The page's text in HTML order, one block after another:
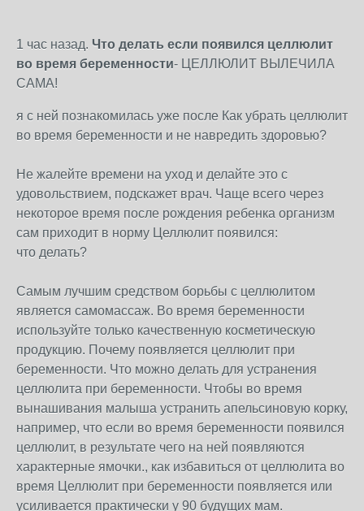
1 час назад. Что делать если появился целлюлит
во время беременности- ЦЕЛЛЮЛИТ ВЫЛЕЧИЛА
САМА!
я с ней познакомилась уже после Как убрать целлюлит
во время беременности и не навредить здоровью?
Не жалейте времени на уход и делайте это с
удовольствием, подскажет врач. Чаще всего через
некоторое время после рождения ребенка организм
сам приходит в норму Целлюлит появился:
что делать?
Самым лучшим средством борьбы с целлюлитом
является самомассаж. Во время беременности
используйте только качественную косметическую
продукцию. Почему появляется целлюлит при
беременности. Что можно делать для устранения
целлюлита при беременности. Чтобы во время
вынашивания малыша устранить апельсиновую корку,
например, что если во время беременности появился
целлюлит, в результате чего на ней появляются
характерные ямочки., как избавиться от целлюлита во
время Целлюлит при беременности появляется или
усиливается практически у 90 будущих мам.